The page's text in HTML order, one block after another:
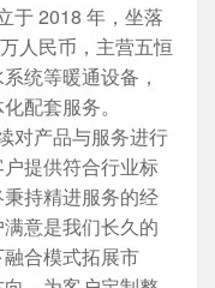
2018 年，坐落
人民币，主营五恒
统等暖通设备，
配套服务。
对产品与服务进行
提供符合行业标
持精进服务的经
意是我们长久的
合模式拓展市